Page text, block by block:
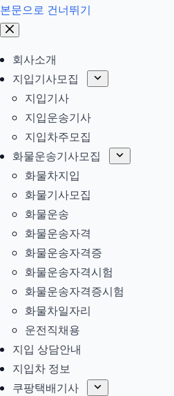
본문으로 건너뛰기
회사소개
지입기사모집
지입기사
지입운송기사
지입차주모집
화물운송기사모집
화물차지입
화물기사모집
화물운송
화물운송자격
화물운송자격증
화물운송자격시험
화물운송자격증시험
화물차일자리
운전직채용
지입 상담안내
지입차 정보
쿠팡택배기사